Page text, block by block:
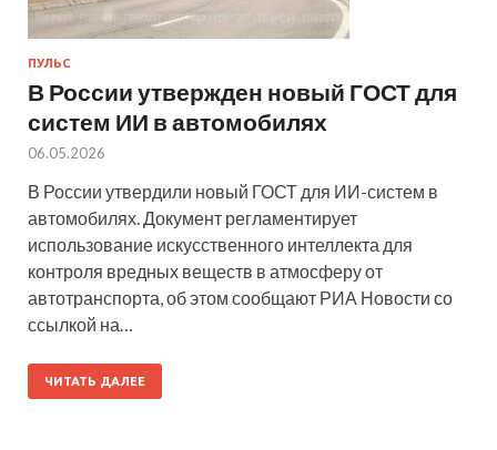
ПУЛЬС
В России утвержден новый ГОСТ для
систем ИИ в автомобилях
06.05.2026
В России утвердили новый ГОСТ для ИИ-систем в
автомобилях. Документ регламентирует
использование искусственного интеллекта для
контроля вредных веществ в атмосферу от
автотранспорта, об этом сообщают РИА Новости со
ссылкой на…
ЧИТАТЬ ДАЛЕЕ